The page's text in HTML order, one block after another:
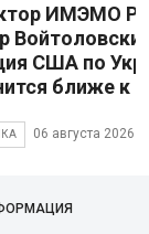
ИМЭМО
США по
ближе к
06 августа 2026